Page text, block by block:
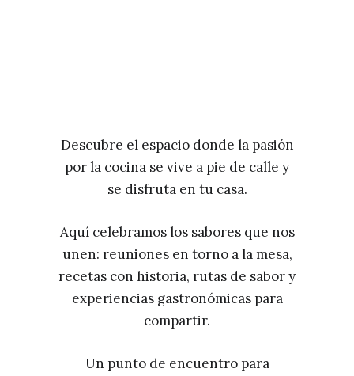
Descubre el espacio donde la pasión
por la cocina se vive a pie de calle y
se disfruta en tu casa.
Aquí celebramos los sabores que nos
unen: reuniones en torno a la mesa,
recetas con historia, rutas de sabor y
experiencias gastronómicas para
compartir.
Un punto de encuentro para